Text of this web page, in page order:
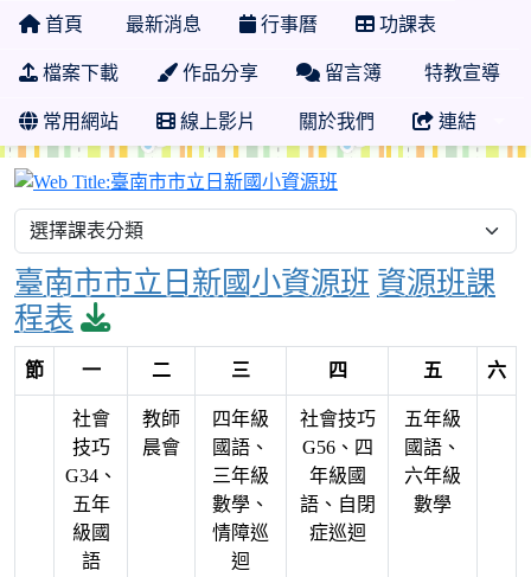
首頁 最新消息 行事曆 功課表
檔案下載 作品分享 留言簿 特教宣導
常用網站 線上影片 關於我們 連結
臺南市市立日新國小資源班 資源班課
程表
download pdf
節 一 二 三 四 五 六
社會
技巧
G34、
五年
級國
語
教師
晨會
四年級
國語、
三年級
數學、
情障巡
迴
社會技巧
G56、四
年級國
語、自閉
症巡迴
五年級
國語、
六年級
數學